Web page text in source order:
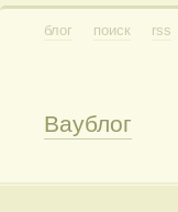
блог поиск rss
Ваублог